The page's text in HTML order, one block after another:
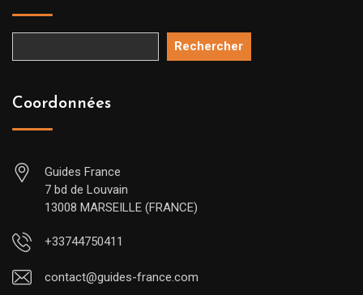
Rechercher
Coordonnées
Guides France
7 bd de Louvain
13008 MARSEILLE (FRANCE)
+33744750411
contact@guides-france.com